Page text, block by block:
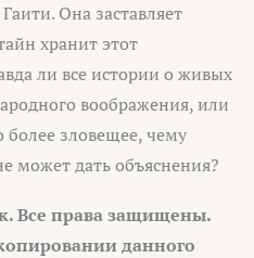
Она заставляет
хранит этот
ли все истории о живых
воображения, или
более зловещее, чему
может дать объяснения?
Все права защищены.
данного